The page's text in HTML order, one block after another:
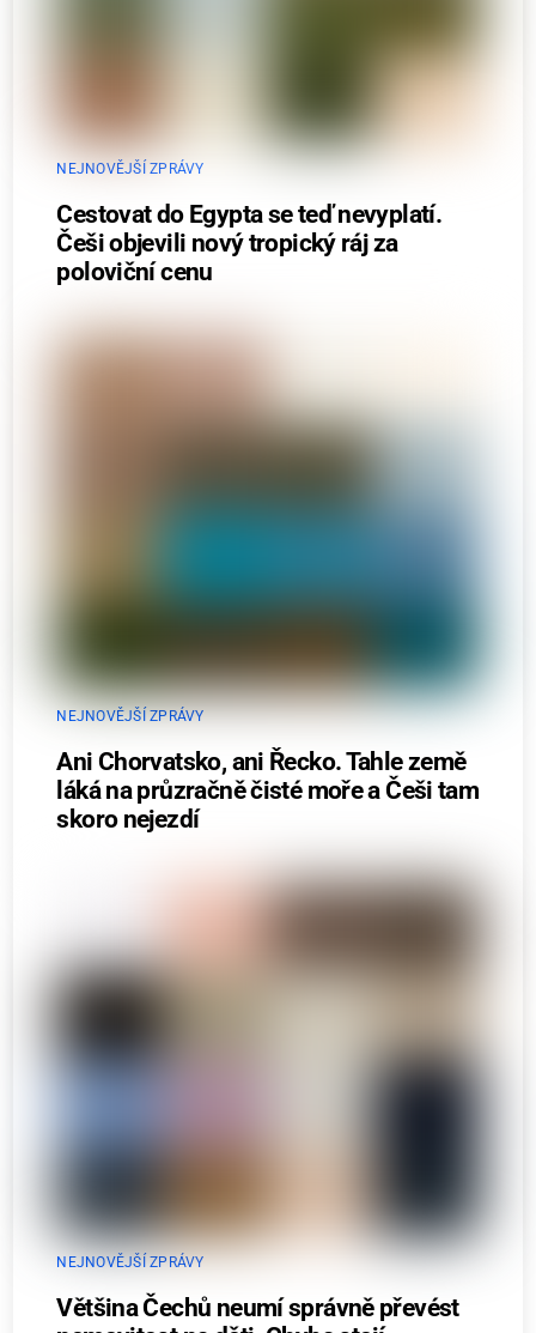
NEJNOVĚJŠÍ ZPRÁVY
Cestovat do Egypta se teď nevyplatí.
Češi objevili nový tropický ráj za
poloviční cenu
NEJNOVĚJŠÍ ZPRÁVY
Ani Chorvatsko, ani Řecko. Tahle země
láká na průzračně čisté moře a Češi tam
skoro nejezdí
NEJNOVĚJŠÍ ZPRÁVY
Většina Čechů neumí správně převést